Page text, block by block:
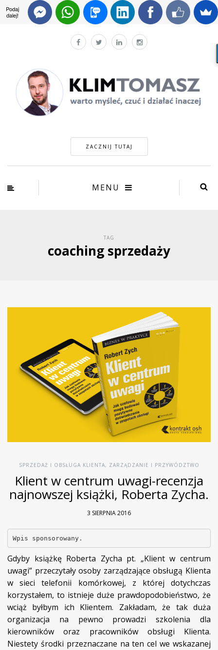
ZACZNIJ TUTAJ
MENU
TAG
coaching sprzedaży
SPRZEDAŻ I OBSŁUGA KLIENTA, ZARZĄDZANIE I PRZYWÓDZTWO
Klient w centrum uwagi-recenzja
najnowszej książki, Roberta Zycha.
3 SIERPNIA 2016
Wpis sponsorowany.
Gdyby książkę Roberta Zycha pt. „Klient w centrum
uwagi” przeczytały osoby zarządzające obsługą Klienta
w sieci telefonii komórkowej, z której dotychczas
korzystałem, to istnieje duże prawdopodobieństwo, że
wciąż byłbym ich Klientem. Zakładam, że tak duża
organizacja na pewno prowadzi szkolenia dla
kierowników oraz pracowników obsługi Klienta.
Niestety środki przeznaczane na ten cel we wskazanej
Podaj
dalej!